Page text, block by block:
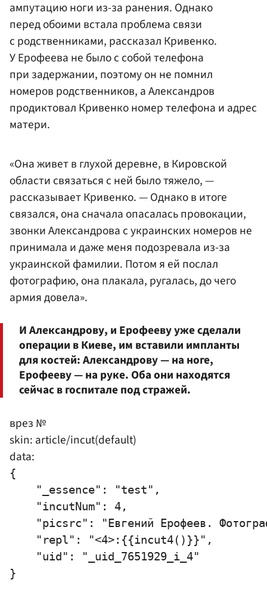
ампутацию ноги из-за ранения. Однако
перед обоими встала проблема связи
с родственниками, рассказал Кривенко.
У Ерофеева не было с собой телефона
при задержании, поэтому он не помнил
номеров родственников, а Александров
продиктовал Кривенко номер телефона и адрес
матери.
«Она живет в глухой деревне, в Кировской
области связаться с ней было тяжело, —
рассказывает Кривенко. — Однако в итоге
связался, она сначала опасалась провокации,
звонки Александрова с украинских номеров не
принимала и даже меня подозревала из-за
украинской фамилии. Потом я ей послал
фотографию, она плакала, ругалась, до чего
армия довела».
И Александрову, и Ерофееву уже сделали
операции в Киеве, им вставили импланты
для костей: Александрову — на ноге,
Ерофееву — на руке. Оба они находятся
сейчас в госпитале под стражей.
врез №
skin: article/incut(default)
data:
{
    "_essence": "test",
    "incutNum": 4,
"picsrc": "Евгений Ерофеев.
    "repl": "<4>:{{incut4()}}",
    "uid": "_uid_7651929_i_4"